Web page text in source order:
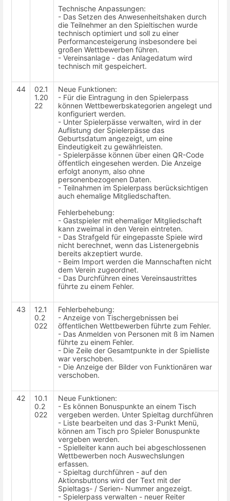
Technische Anpassungen:
- Das Setzen des Anwesenheitshaken durch
die Teilnehmer an den Spieltischen wurde
technisch optimiert und soll zu einer
Performancesteigerung insbesondere bei
großen Wettbewerben führen.
- Vereinsanlage - das Anlagedatum wird
technisch mit gespeichert.
44
02.1
1.20
22
Neue Funktionen:
- Für die Eintragung in den Spielerpass
können Wettbewerbskategorien angelegt und
konfiguriert werden.
- Unter Spielerpässe verwalten, wird in der
Auflistung der Spielerpässe das
Geburtsdatum angezeigt, um eine
Eindeutigkeit zu gewährleisten.
- Spielerpässe können über einen QR-Code
öffentlich eingesehen werden. Die Anzeige
erfolgt anonym, also ohne
personenbezogenen Daten.
- Teilnahmen im Spielerpass berücksichtigen
auch ehemalige Mitgliedschaften.
Fehlerbehebung:
- Gastspieler mit ehemaliger Mitgliedschaft
kann zweimal in den Verein eintreten.
- Das Strafgeld für eingepasste Spiele wird
nicht berechnet, wenn das Listenergebnis
bereits akzeptiert wurde.
- Beim Import werden die Mannschaften nicht
dem Verein zugeordnet.
- Das Durchführen eines Vereinsaustrittes
führte zu einem Fehler.
43
12.1
0.2
022
Fehlerbehebung:
- Anzeige von Tischergebnissen bei
öffentlichen Wettbewerben führte zum Fehler.
- Das Anmelden von Personen mit ß im Namen
führte zu einem Fehler.
- Die Zeile der Gesamtpunkte in der Spielliste
war verschoben.
- Die Anzeige der Bilder von Funktionären war
verschoben.
42
10.1
0.2
022
Neue Funktionen:
- Es können Bonuspunkte an einem Tisch
vergeben werden. Unter Spieltag durchführen
- Liste bearbeiten und das 3-Punkt Menü,
können am Tisch pro Spieler Bonuspunkte
vergeben werden.
- Spielleiter kann auch bei abgeschlossenen
Wettbewerben noch Auswechslungen
erfassen.
- Spieltag durchführen - auf den
Aktionsbuttons wird der Text mit der
Spieltags- / Serien- Nummer angezeigt.
- Spielerpass verwalten - neuer Reiter